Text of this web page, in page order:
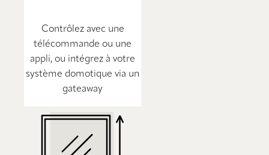
Contrôlez avec une
télécommande ou une
appli, ou intégrez à votre
système domotique via un
gateaway